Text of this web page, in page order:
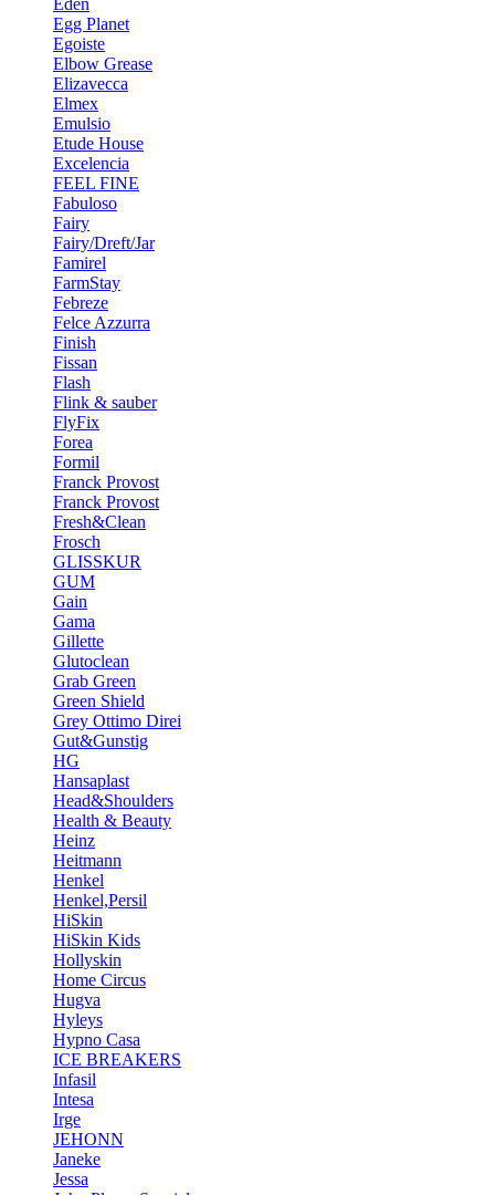
Eden
Egg Planet
Egoiste
Elbow Grease
Elizavecca
Elmex
Emulsio
Etude House
Excelencia
FEEL FINE
Fabuloso
Fairy
Fairy/Dreft/Jar
Famirel
FarmStay
Febreze
Felce Azzurra
Finish
Fissan
Flash
Flink & sauber
FlyFix
Forea
Formil
Franck Provost
Franck Provost
Fresh&Clean
Frosch
GLISSKUR
GUM
Gain
Gama
Gillette
Glutoclean
Grab Green
Green Shield
Grey Ottimo Direi
Gut&Gunstig
HG
Hansaplast
Head&Shoulders
Health & Beauty
Heinz
Heitmann
Henkel
Henkel,Persil
HiSkin
HiSkin Kids
Hollyskin
Home Circus
Hugva
Hyleys
Hypno Casa
ICE BREAKERS
Infasil
Intesa
Irge
JEHONN
Janeke
Jessa